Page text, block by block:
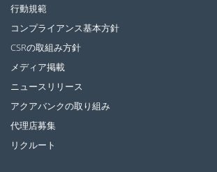
行動規範
コンプライアンス基本方針
CSRの取組み方針
メディア掲載
ニュースリリース
アクアバンクの取り組み
代理店募集
リクルート